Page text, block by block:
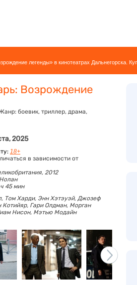
легенды» в кинотеатрах Дальнегорска.
Возрождение
боевик, триллер, драма,
2025
18+
в зависимости от
2012
45 мин
Том Харди, Энн Хэтэуэй, Джозеф
Котийяр, Гари Олдман, Морган
Нисон, Мэтью Модайн